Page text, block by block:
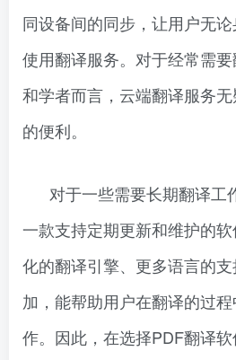
同设备间的同步，让用户无
使用翻译服务。对于经常需
和学者而言，云端翻译服务
的便利。
对于一些需要长期翻译工
一款支持定期更新和维护的
化的翻译引擎、更多语言的
加，能帮助用户在翻译的过
作。因此，在选择PDF翻译